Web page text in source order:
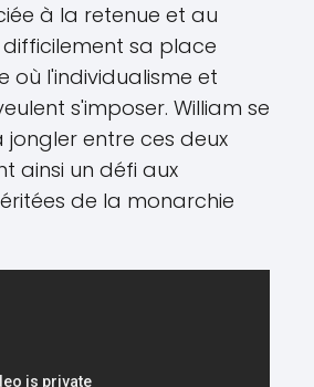
à la retenue et au
sa place
où l'individualisme et
s'imposer. William se
entre ces deux
ainsi un défi aux
de la monarchie